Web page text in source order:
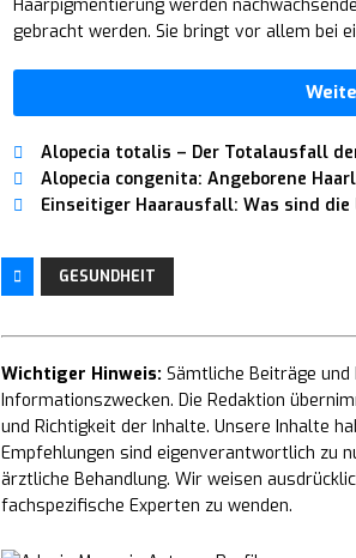
Haarpigmentierung werden
gebracht werden. Sie bringt vor allem bei
Alopecia totalis – Der Totalausfall
Alopecia congenita: Angeborene
Einseitiger Haarausfall: Was sind die
GESUNDHEIT
Wichtiger Hinweis: Sämtliche Beiträge
Informationszwecken. Die Redaktion
und Richtigkeit der Inhalte. Unsere Inhalte
Empfehlungen sind eigenverantwortlich zu
ärztliche Behandlung. Wir weisen
fachspezifische Experten zu wenden.